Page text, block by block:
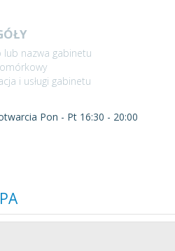
lub nazwa gabinetu
i usługi gabinetu
Pon - Pt 16:30 - 20:00